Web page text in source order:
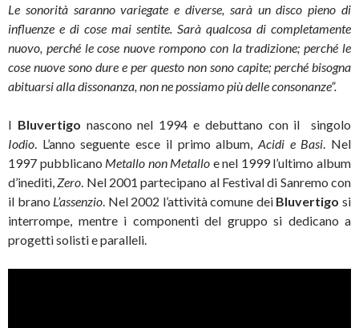
Le sonorità saranno variegate e diverse, sarà un disco pieno di
influenze e di cose mai sentite. Sarà qualcosa di completamente
nuovo, perché le cose nuove rompono con la tradizione; perché le
cose nuove sono dure e per questo non sono capite; perché bisogna
abituarsi alla dissonanza, non ne possiamo più delle consonanze”.
I Bluvertigo nascono nel 1994 e debuttano con il singolo
Iodio . L’anno seguente esce il primo album, Acidi e Basi . Nel
1997 pubblicano Metallo non Metallo e nel 1999 l’ultimo album
d’inediti, Zero . Nel 2001 partecipano al Festival di Sanremo con
il brano L’assenzio . Nel 2002 l’attività comune dei Bluvertigo si
interrompe, mentre i componenti del gruppo si dedicano a
progetti solisti e paralleli.